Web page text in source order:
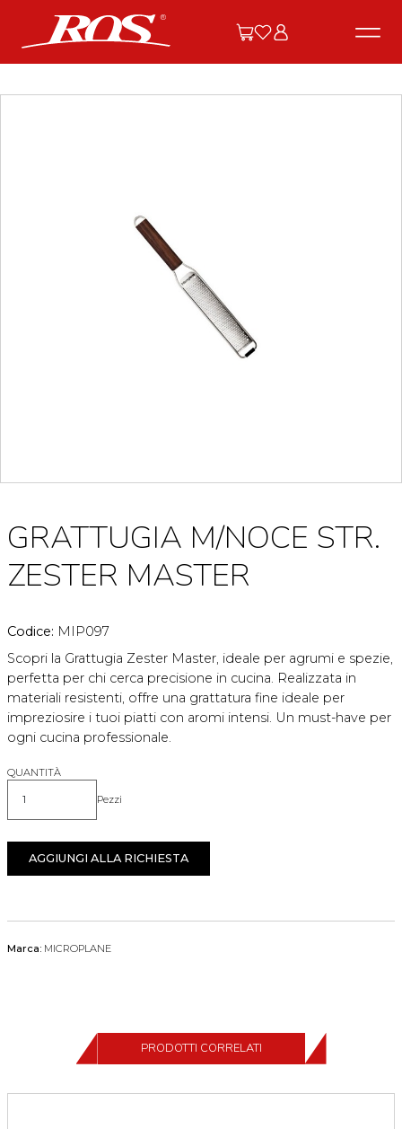
GRATTUGIA M/NOCE STR.
ZESTER MASTER
Codice: MIP097
Scopri la Grattugia Zester Master, ideale per agrumi e spezie,
perfetta per chi cerca precisione in cucina. Realizzata in
materiali resistenti, offre una grattatura fine ideale per
impreziosire i tuoi piatti con aromi intensi. Un must-have per
ogni cucina professionale.
QUANTITÀ
Quantità Pezzi
AGGIUNGI ALLA RICHIESTA
Marca: MICROPLANE
PRODOTTI CORRELATI